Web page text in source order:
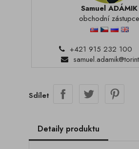
Samuel ADÁMIK
obchodní zástupce
+421 915 232 100
Sdílet
Detaily produktu